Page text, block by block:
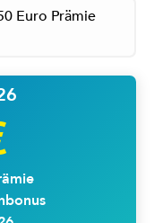
Euro Prämie